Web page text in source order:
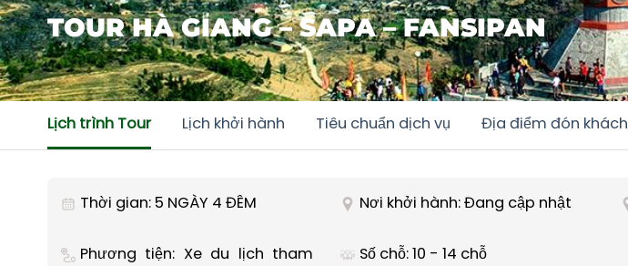
TOUR HÀ GIANG – SAPA – FANSIPAN
Lịch trình Tour Lịch khởi hành Tiêu chuẩn dịch vụ Địa điểm đón khách
Thời gian: 5 NGÀY 4 ĐÊM Nơi khởi hành: Đang cập nhật
Phương tiện: Xe du lịch tham
Số chỗ: 10 - 14 chỗ